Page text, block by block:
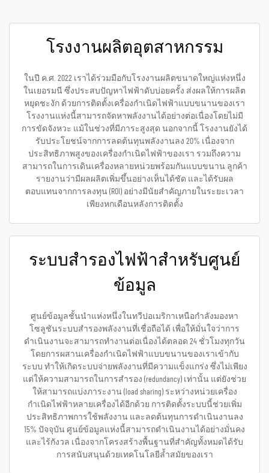
โรงงานผลิตอุตสาหกรรม
ในปี ค.ศ. 2022 เราได้ร่วมมือกับโรงงานผลิตขนาดใหญ่แห่งหนึ่ง
ในเยอรมนี ซึ่งประสบปัญหาไฟฟ้าดับบ่อยครั้ง ส่งผลให้การผลิต
หยุดชะงัก ด้วยการติดตั้งเครื่องกำเนิดไฟฟ้าแบบขนานของเรา
โรงงานแห่งนี้สามารถจัดหาพลังงานได้อย่างต่อเนื่องโดยไม่มี
การขัดจังหวะ แม้ในช่วงที่มีภาระสูงสุด นอกจากนี้ โรงงานยังได้
รับประโยชน์จากการลดต้นทุนพลังงานลง 20% เนื่องจาก
ประสิทธิภาพสูงของเครื่องกำเนิดไฟฟ้าของเรา รวมถึงความ
สามารถในการเดินเครื่องหลายหน่วยพร้อมกันแบบขนาน ลูกค้า
รายงานว่ามีผลผลิตเพิ่มขึ้นอย่างเห็นได้ชัด และได้รับผล
ตอบแทนจากการลงทุน (ROI) อย่างมีนัยสำคัญภายในระยะเวลา
เพียงหกเดือนหลังการติดตั้ง
ระบบสำรองไฟฟ้าสำหรับศูนย์
ข้อมูล
ศูนย์ข้อมูลชั้นนำแห่งหนึ่งในทวีปอเมริกาเหนือกำลังมองหา
โซลูชันระบบสำรองพลังงานที่เชื่อถือได้ เพื่อให้มั่นใจว่าการ
ดำเนินงานจะสามารถทำงานต่อเนื่องได้ตลอด 24 ชั่วโมงทุกวัน
โดยการผสานเครื่องกำเนิดไฟฟ้าแบบขนานของเราเข้ากับ
ระบบ ทำให้เกิดระบบจ่ายพลังงานที่มีความแข็งแกร่ง ซึ่งไม่เพียง
แต่ให้ความสามารถในการสำรอง (redundancy) เท่านั้น แต่ยังช่วย
ให้สามารถแบ่งภาระงาน (load sharing) ระหว่างหน่วยเครื่อง
กำเนิดไฟฟ้าหลายเครื่องได้อีกด้วย การติดตั้งระบบนี้ช่วยเพิ่ม
ประสิทธิภาพการใช้พลังงาน และลดต้นทุนการดำเนินงานลง
15% ปัจจุบัน ศูนย์ข้อมูลแห่งนี้สามารถดำเนินงานได้อย่างมั่นคง
และไร้กังวล เนื่องจากโครงสร้างพื้นฐานที่สำคัญทั้งหมดได้รับ
การสนับสนุนด้วยเทคโนโลยีล้ำสมัยของเรา